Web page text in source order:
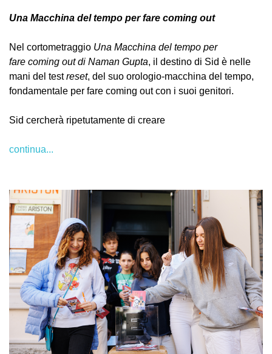
Una Macchina del tempo per fare coming out
Nel cortometraggio Una Macchina del tempo per
fare coming out di Naman Gupta, il destino di Sid è nelle
mani del testreset, del suo orologio-macchina del tempo,
fondamentale per fare coming out con i suoi genitori.
Sid cercherà ripetutamente di creare
continua...